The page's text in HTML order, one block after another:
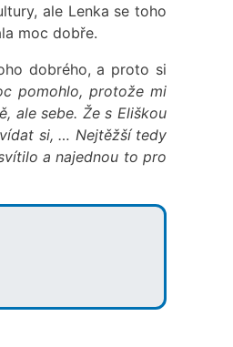
ale Lenka se toho
moc dobře.
dobrého, a proto si
pomohlo, protože mi
ale sebe. Že s Eliškou
si, … Nejtěžší tedy
a najednou to pro